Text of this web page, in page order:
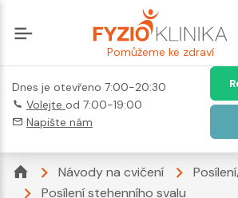
Pomůžeme ke zdraví
Dnes je otevřeno 7:00-20:30
Volejte od 7:00-19:00
Napište nám
Návody na cvičení
Posílení stehenního svalu